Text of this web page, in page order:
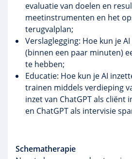
evaluatie van doelen en
meetinstrumenten en het
terugvalplan;
Verslaglegging: Hoe kun je
(binnen een paar minuten)
te hebben;
Educatie: Hoe kun je AI
trainen middels verdieping
inzet van ChatGPT als cliënt
en ChatGPT als intervisie
Schematherapie